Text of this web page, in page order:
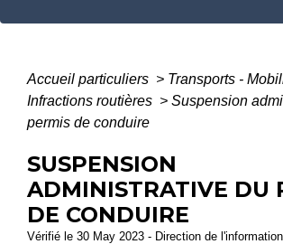
Accueil particuliers > Transports -
Infractions routières > Suspension
permis de conduire
SUSPENSION
ADMINISTRATIVE DU
DE CONDUIRE
Vérifié le 30 May 2023 - Direction de